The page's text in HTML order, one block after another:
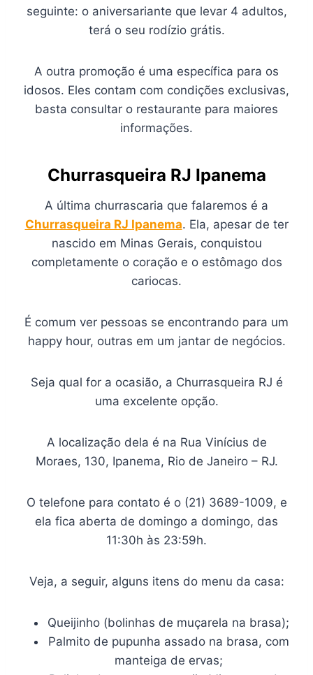
seguinte: o aniversariante que levar 4 adultos,
terá o seu rodízio grátis.
A outra promoção é uma específica para os
idosos. Eles contam com condições exclusivas,
basta consultar o restaurante para maiores
informações.
Churrasqueira RJ Ipanema
A última churrascaria que falaremos é a
Churrasqueira RJ Ipanema. Ela, apesar de ter
nascido em Minas Gerais, conquistou
completamente o coração e o estômago dos
cariocas.
É comum ver pessoas se encontrando para um
happy hour, outras em um jantar de negócios.
Seja qual for a ocasião, a Churrasqueira RJ é
uma excelente opção.
A localização dela é na Rua Vinícius de
Moraes, 130, Ipanema, Rio de Janeiro – RJ.
O telefone para contato é o (21) 3689-1009, e
ela fica aberta de domingo a domingo, das
11:30h às 23:59h.
Veja, a seguir, alguns itens do menu da casa:
Queijinho (bolinhas de muçarela na brasa);
Palmito de pupunha assado na brasa, com
manteiga de ervas;